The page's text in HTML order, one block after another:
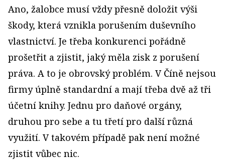
Ano, žalobce musí vždy přesně doložit výši
škody, která vznikla porušením duševního
vlastnictví. Je třeba konkurenci pořádně
prošetřit a zjistit, jaký měla zisk z porušení
práva. A to je obrovský problém. V Číně nejsou
firmy úplně standardní a mají třeba dvě až tři
účetní knihy. Jednu pro daňové orgány,
druhou pro sebe a tu třetí pro další různá
využití. V takovém případě pak není možné
zjistit vůbec nic.